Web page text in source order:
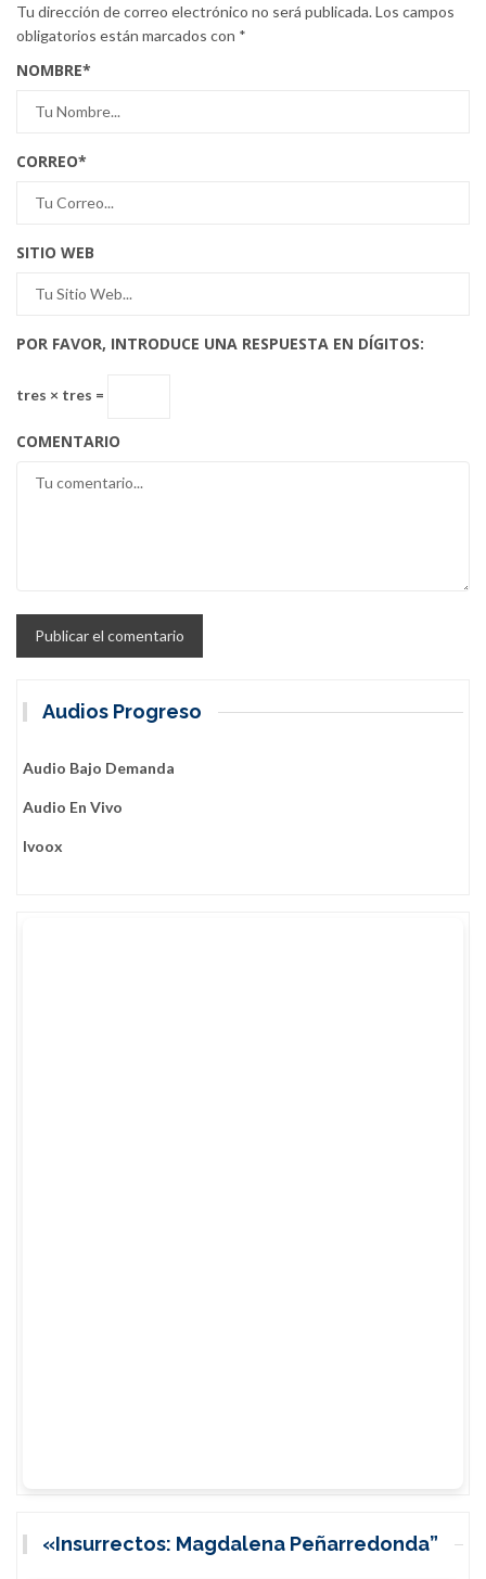
Tu dirección de correo electrónico no será publicada.Los campos
obligatorios están marcados con *
NOMBRE*
CORREO*
SITIO WEB
POR FAVOR, INTRODUCE UNA RESPUESTA EN DÍGITOS:
tres × tres =
COMENTARIO
Audios Progreso
Audio Bajo Demanda
Audio En Vivo
Ivoox
«Insurrectos: Magdalena Peñarredonda”